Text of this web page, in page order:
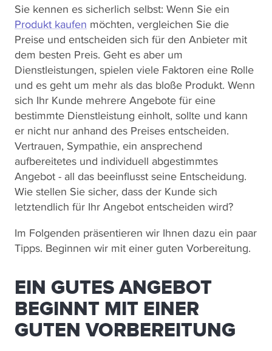
Sie kennen es sicherlich selbst: Wenn Sie ein
Produkt kaufen möchten, vergleichen Sie die
Preise und entscheiden sich für den Anbieter mit
dem besten Preis. Geht es aber um
Dienstleistungen, spielen viele Faktoren eine Rolle
und es geht um mehr als das bloße Produkt. Wenn
sich Ihr Kunde mehrere Angebote für eine
bestimmte Dienstleistung einholt, sollte und kann
er nicht nur anhand des Preises entscheiden.
Vertrauen, Sympathie, ein ansprechend
aufbereitetes und individuell abgestimmtes
Angebot - all das beeinflusst seine Entscheidung.
Wie stellen Sie sicher, dass der Kunde sich
letztendlich für Ihr Angebot entscheiden wird?
Im Folgenden präsentieren wir Ihnen dazu ein paar
Tipps. Beginnen wir mit einer guten Vorbereitung.
EIN GUTES ANGEBOT
BEGINNT MIT EINER
GUTEN VORBEREITUNG